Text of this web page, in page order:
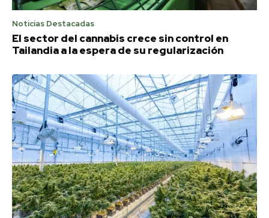
Noticias Destacadas
El sector del cannabis crece sin control en
Tailandia a la espera de su regularización